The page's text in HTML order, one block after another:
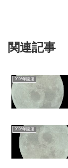
関連記事
2026年開運
2026年開運